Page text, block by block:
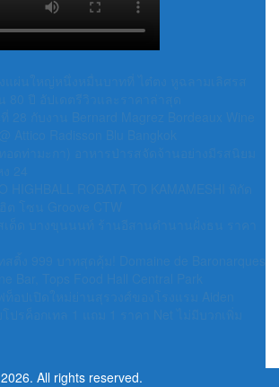
2026. All rights reserved.